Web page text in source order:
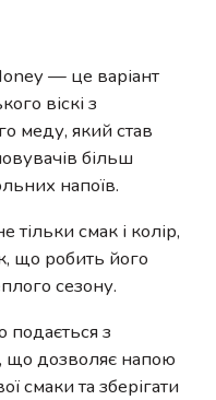
— це варіант
віскі з
меду, який став
більш
напоїв.
смак і колір,
що робить його
сезону.
з
що дозволяє напою
смаки та зберігати